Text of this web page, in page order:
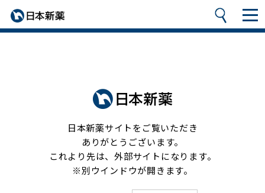
日本新薬サイトをご覧いただき
ありがとうございます。
これより先は、外部サイトになります。
※別ウインドウが開きます。